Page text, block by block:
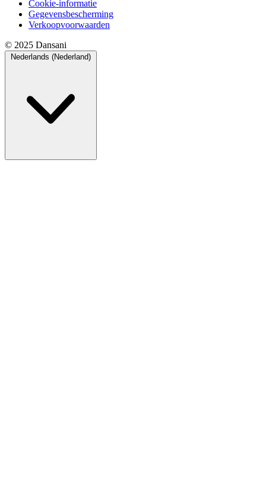
Cookie-informatie
Gegevensbescherming
Verkoopvoorwaarden
© 2025 Dansani
Nederlands (Nederland)